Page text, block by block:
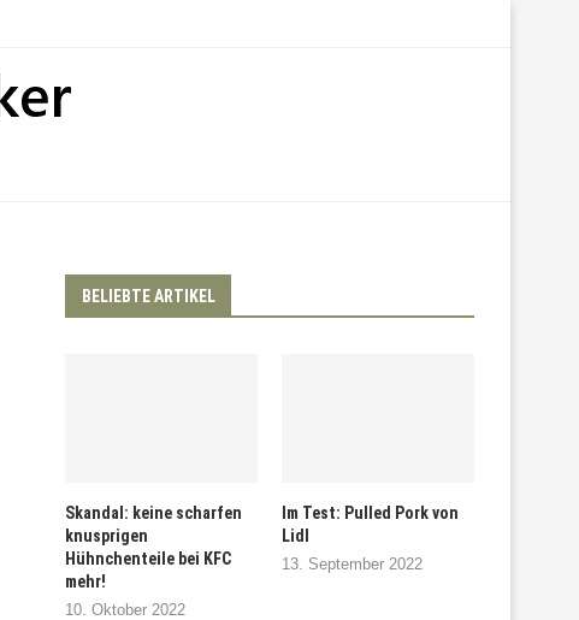
BELIEBTE ARTIKEL
Skandal: keine scharfen
knusprigen
Hühnchenteile bei KFC
mehr!
10. Oktober 2022
Im Test: Pulled Pork von
Lidl
13. September 2022